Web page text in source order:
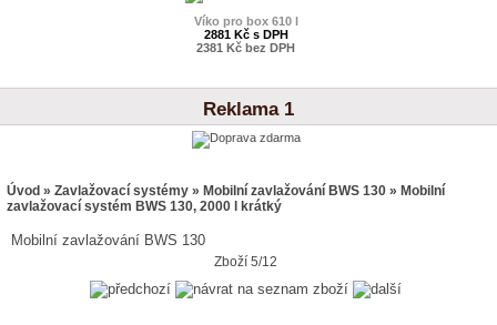
Víko pro box 610 l
2881 Kč s DPH
2381 Kč bez DPH
Reklama 1
Úvod »Zavlažovací systémy » Mobilní zavlažování BWS 130 » Mobilní
zavlažovací systém BWS 130, 2000 l krátký
Mobilní zavlažování BWS 130
Zboží 5/12